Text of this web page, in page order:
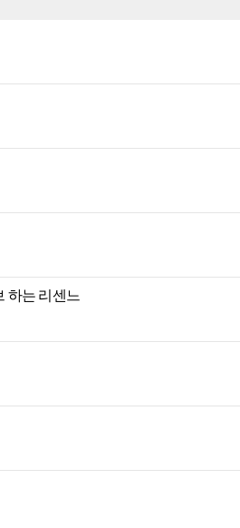
하는 리센느